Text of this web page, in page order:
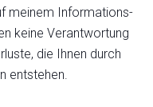
meinem Informations-
keine Verantwortung
die Ihnen durch
entstehen.